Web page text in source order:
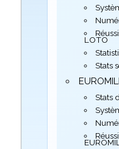
LOTO
Stats
Stats